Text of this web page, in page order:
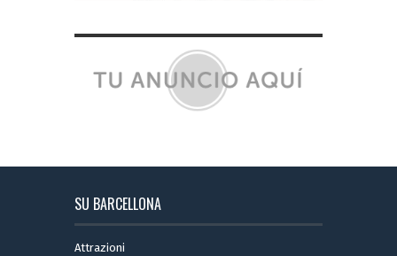
SU BARCELLONA
Attrazioni